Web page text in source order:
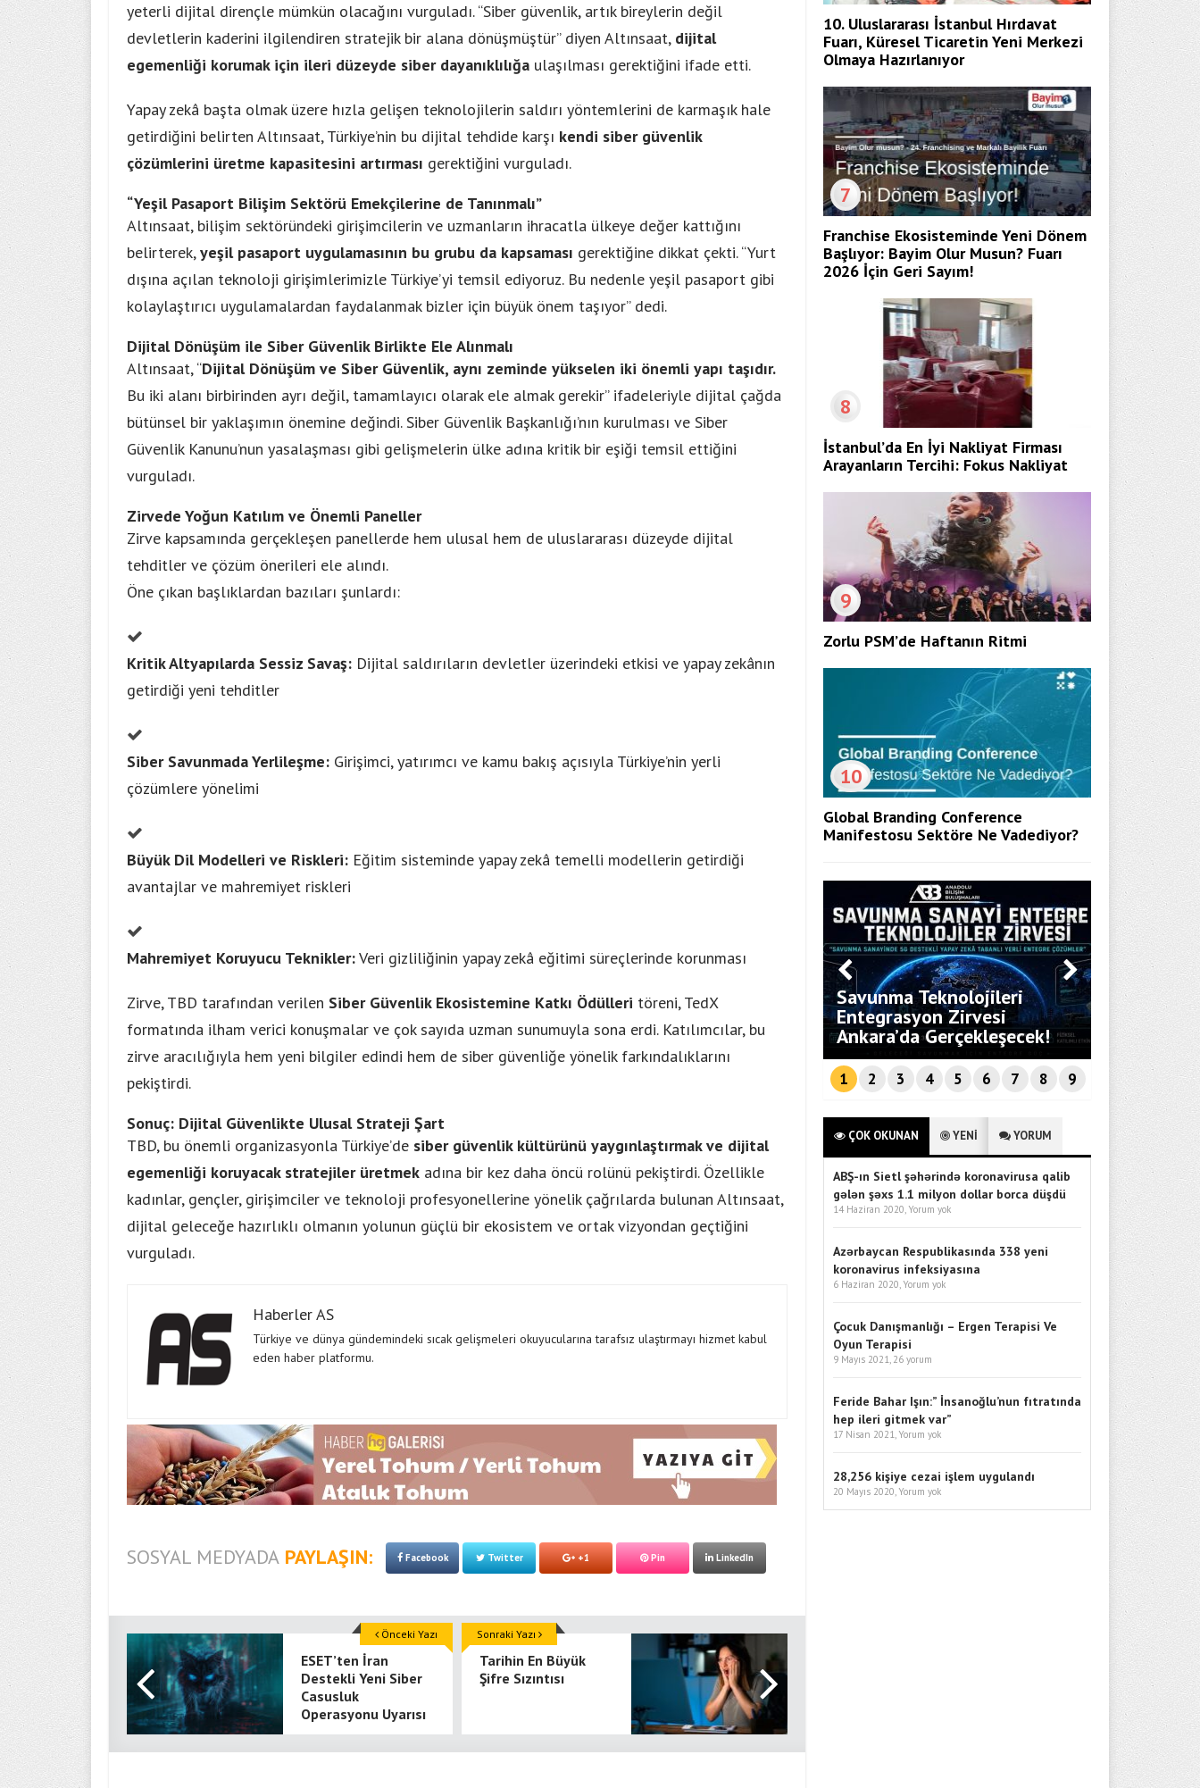
yeterli dijital dirençle mümkün olacağını vurguladı. “Siber güvenlik, artık bireylerin değil
devletlerin kaderini ilgilendiren stratejik bir alana dönüşmüştür” diyen Altınsaat, dijital
egemenliği korumak için ileri düzeyde siber dayanıklılığa ulaşılması gerektiğini ifade etti.
Yapay zekâ başta olmak üzere hızla gelişen teknolojilerin saldırı yöntemlerini de karmaşık hale
getirdiğini belirten Altınsaat, Türkiye’nin bu dijital tehdide karşı kendi siber güvenlik
çözümlerini üretme kapasitesini artırması gerektiğini vurguladı.
“Yeşil Pasaport Bilişim Sektörü Emekçilerine de Tanınmalı”
Altınsaat, bilişim sektöründeki girişimcilerin ve uzmanların ihracatla ülkeye değer kattığını
belirterek,yeşil pasaport uygulamasının bu grubu da kapsaması gerektiğine dikkat çekti. “Yurt
dışına açılan teknoloji girişimlerimizle Türkiye’yi temsil ediyoruz. Bu nedenle yeşil pasaport gibi
kolaylaştırıcı uygulamalardan faydalanmak bizler için büyük önem taşıyor” dedi.
Dijital Dönüşüm ile Siber Güvenlik Birlikte Ele Alınmalı
Altınsaat, “Dijital Dönüşüm ve Siber Güvenlik, aynı zeminde yükselen iki önemli yapı taşıdır.
Bu iki alanı birbirinden ayrı değil, tamamlayıcı olarak ele almak gerekir” ifadeleriyle dijital çağda
bütünsel bir yaklaşımın önemine değindi. Siber Güvenlik Başkanlığı’nın kurulması ve Siber
Güvenlik Kanunu’nun yasalaşması gibi gelişmelerin ülke adına kritik bir eşiği temsil ettiğini
vurguladı.
Zirvede Yoğun Katılım ve Önemli Paneller
Zirve kapsamında gerçekleşen panellerde hem ulusal hem de uluslararası düzeyde dijital
tehditler ve çözüm önerileri ele alındı.
Öne çıkan başlıklardan bazıları şunlardı:
Kritik Altyapılarda Sessiz Savaş: Dijital saldırıların devletler üzerindeki etkisi ve yapay zekânın
getirdiği yeni tehditler
Siber Savunmada Yerlileşme: Girişimci, yatırımcı ve kamu bakış açısıyla Türkiye’nin yerli
çözümlere yönelimi
Büyük Dil Modelleri ve Riskleri: Eğitim sisteminde yapay zekâ temelli modellerin getirdiği
avantajlar ve mahremiyet riskleri
Mahremiyet Koruyucu Teknikler:Veri gizliliğinin yapay zekâ eğitimi süreçlerinde korunması
Zirve, TBD tarafından verilen Siber Güvenlik Ekosistemine Katkı Ödülleri töreni, TedX
formatında ilham verici konuşmalar ve çok sayıda uzman sunumuyla sona erdi. Katılımcılar, bu
zirve aracılığıyla hem yeni bilgiler edindi hem de siber güvenliğe yönelik farkındalıklarını
pekiştirdi.
Sonuç: Dijital Güvenlikte Ulusal Strateji Şart
TBD, bu önemli organizasyonla Türkiye’de siber güvenlik kültürünü yaygınlaştırmak ve dijital
egemenliği koruyacak stratejiler üretmek adına bir kez daha öncü rolünü pekiştirdi. Özellikle
kadınlar, gençler, girişimciler ve teknoloji profesyonellerine yönelik çağrılarda bulunan Altınsaat,
dijital geleceğe hazırlıklı olmanın yolunun güçlü bir ekosistem ve ortak vizyondan geçtiğini
vurguladı.
Haberler AS
Türkiye ve dünya gündemindeki sıcak gelişmeleri okuyucularına tarafsız ulaştırmayı hizmet kabul
eden haber platformu.
SOSYAL MEDYADA PAYLAŞIN: Facebook Twitter +1 Pin LinkedIn
ESET’ten İran
Destekli Yeni Siber
Casusluk
Operasyonu Uyarısı
Önceki Yazı
Tarihin En Büyük
Şifre Sızıntısı
Sonraki Yazı
10. Uluslararası İstanbul Hırdavat
Fuarı, Küresel Ticaretin Yeni Merkezi
Olmaya Hazırlanıyor
7
Franchise Ekosisteminde Yeni Dönem
Başlıyor: Bayim Olur Musun? Fuarı
2026 İçin Geri Sayım!
8
İstanbul’da En İyi Nakliyat Firması
Arayanların Tercihi: Fokus Nakliyat
9
Zorlu PSM’de Haftanın Ritmi
10
Global Branding Conference
Manifestosu Sektöre Ne Vadediyor?
Birikim Pilleri, 20 Yılı Aşkın
Türkiye’nin Batarya
Teknolojisinde Yerli Üretimi
Güçlendiriyor
Savunma Teknolojileri
Entegrasyon Zirvesi
Ankara’da Gerçekleşecek!
Bebekli
Rehberi
1 2 3 4 5 6 7 8 9
ÇOK OKUNAN YENİ YORUM
ABŞ-ın Sietl şəhərində koronavirusa qalib
gələn şəxs 1.1 milyon dollar borca düşdü
14 Haziran 2020, Yorum yok
Azərbaycan Respublikasında 338 yeni
koronavirus infeksiyasına
6 Haziran 2020, Yorum yok
Çocuk Danışmanlığı – Ergen Terapisi Ve
Oyun Terapisi
9 Mayıs 2021, 26 yorum
Feride Bahar Işın:” İnsanoğlu’nun fıtratında
hep ileri gitmek var”
17 Nisan 2021, Yorum yok
28,256 kişiye cezai işlem uygulandı
20 Mayıs 2020, Yorum yok